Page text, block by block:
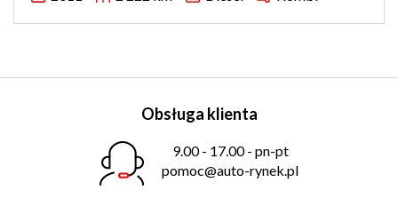
Obsługa klienta
9.00 - 17.00 - pn-pt
pomoc@auto-rynek.pl